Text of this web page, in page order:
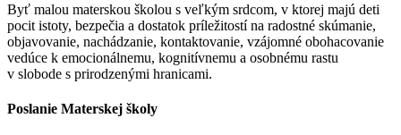
Byť malou materskou školou s veľkým srdcom, v ktorej majú deti
pocit istoty, bezpečia a dostatok príležitostí na radostné skúmanie,
objavovanie, nachádzanie, kontaktovanie, vzájomné obohacovanie
vedúce k emocionálnemu, kognitívnemu a osobnému rastu
v slobode s prirodzenými hranicami.
Poslanie Materskej školy